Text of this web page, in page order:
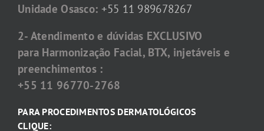
Unidade Osasco: +55 11 989678267
2- Atendimento e dúvidas EXCLUSIVO
para Harmonização Facial, BTX, injetáveis e
preenchimentos :
+55 11 96770-2768
PARA PROCEDIMENTOS DERMATOLÓGICOS
CLIQUE: